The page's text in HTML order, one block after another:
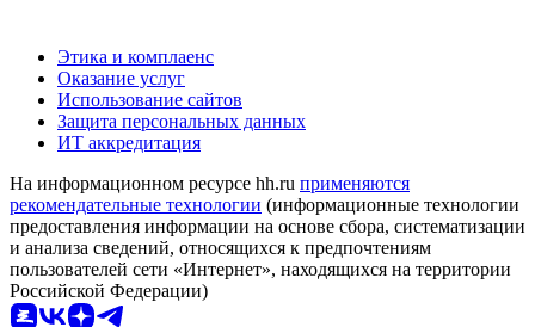
Этика и комплаенс
Оказание услуг
Использование сайтов
Защита персональных данных
ИТ аккредитация
На информационном ресурсе hh.ru применяются
рекомендательные технологии (информационные технологии
предоставления информации на основе сбора, систематизации
и анализа сведений, относящихся к предпочтениям
пользователей сети «Интернет», находящихся на территории
Российской Федерации)